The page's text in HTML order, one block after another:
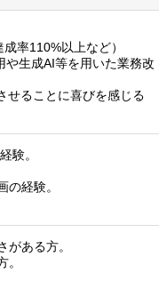
率110%以上など）
生成AI等を用いた業務改
せることに喜びを感じる
験。
の経験。
がある方。